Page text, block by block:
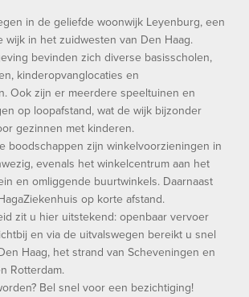
in de geliefde woonwijk Leyenburg, een
wijk in het zuidwesten van Den Haag.
bevinden zich diverse basisscholen,
kinderopvanglocaties en
Ook zijn er meerdere speeltuinen en
op loopafstand, wat de wijk bijzonder
gezinnen met kinderen.
boodschappen zijn winkelvoorzieningen in
evenals het winkelcentrum aan het
en omliggende buurtwinkels. Daarnaast
op korte afstand.
zit u hier uitstekend: openbaar vervoer
en via de uitvalswegen bereikt u snel
Haag, het strand van Scheveningen en
Rotterdam.
Bel snel voor een bezichtiging!